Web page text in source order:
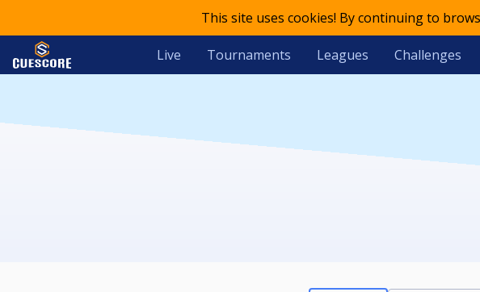
This site uses cookies! By continuing to
Live Tournaments Leagues Challenges